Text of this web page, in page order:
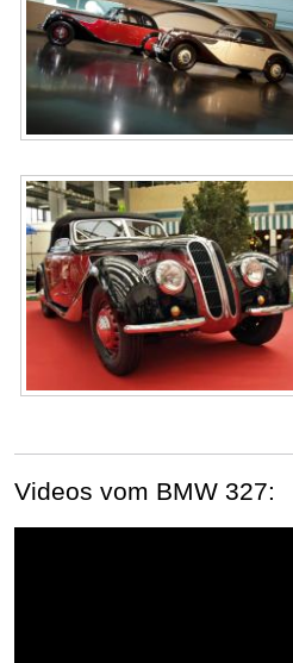
Videos vom BMW 327: